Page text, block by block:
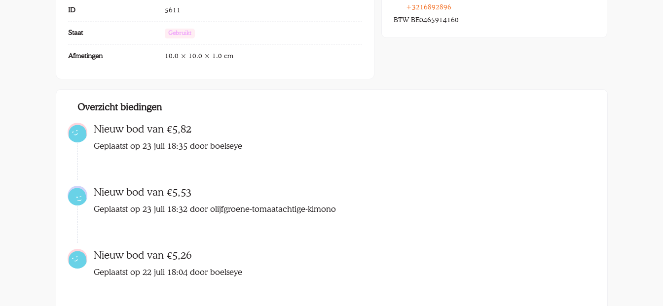
ID 5611
Staat Gebruikt
Afmetingen 10.0 × 10.0 × 1.0 cm
+3216892896
BTW BE0465914160
Overzicht biedingen
Nieuw bod van €5,82
Geplaatst op 23 juli 18:35 door boelseye
Nieuw bod van €5,53
Geplaatst op 23 juli 18:32 door olijfgroene-tomaatachtige-kimono
Nieuw bod van €5,26
Geplaatst op 22 juli 18:04 door boelseye